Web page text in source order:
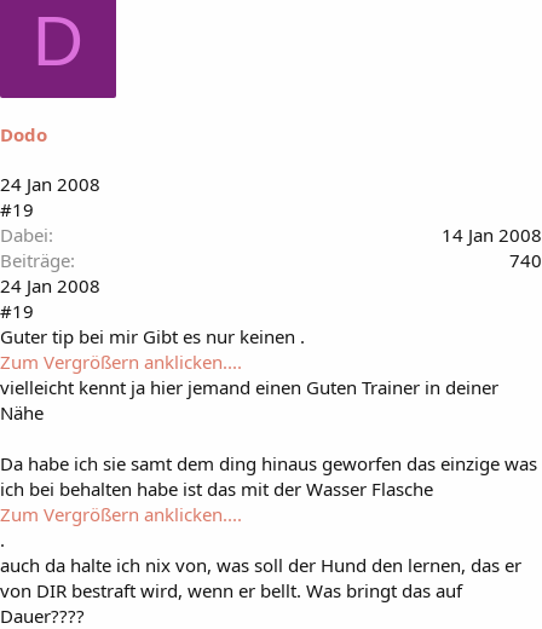
D
Dodo
24 Jan 2008
#19
Dabei
14 Jan 2008
Beiträge
740
24 Jan 2008
#19
Guter tip bei mir Gibt es nur keinen .
Zum Vergrößern anklicken....
vielleicht kennt ja hier jemand einen Guten Trainer in deiner
Nähe
Da habe ich sie samt dem ding hinaus geworfen das einzige was
ich bei behalten habe ist das mit der Wasser Flasche
Zum Vergrößern anklicken....
.
auch da halte ich nix von, was soll der Hund den lernen, das er
von DIR bestraft wird, wenn er bellt. Was bringt das auf
Dauer????